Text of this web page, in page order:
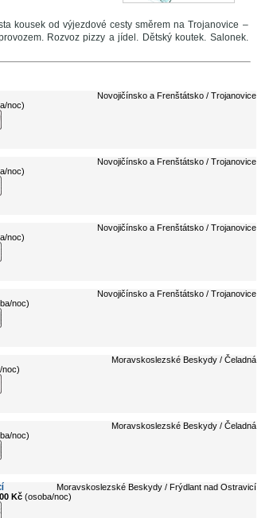
kousek od výjezdové cesty směrem na Trojanovice –
Rozvoz pizzy a jídel. Dětský koutek. Salonek.
Novojičínsko a Frenštátsko / Trojanovice
noc)
Novojičínsko a Frenštátsko / Trojanovice
noc)
Novojičínsko a Frenštátsko / Trojanovice
noc)
Novojičínsko a Frenštátsko / Trojanovice
noc)
Moravskoslezské Beskydy / Čeladná
Moravskoslezské Beskydy / Čeladná
noc)
Moravskoslezské Beskydy / Frýdlant nad Ostravicí
Kč(osoba/noc)